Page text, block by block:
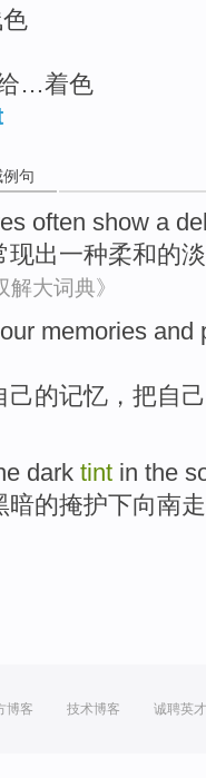
…着色
句
often show a
现出一种柔和的淡
解大词典》
our memories and
己的记忆 ， 把自己
dark tint in the
暗的掩护下向南
博客 技术博客 诚聘英才